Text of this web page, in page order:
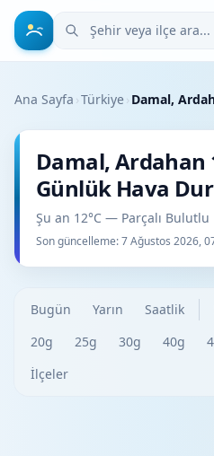
Şehir veya ilçe ara
Ana Sayfa ›Türkiye› Damal,
Damal, Ardahan
Günlük Hava
Şu an 12°C — Parçalı Bulutlu
Son güncelleme:7 Ağustos 2026,
Bugün Yarın Saatlik
20g
25g 30g 40g
İlçeler